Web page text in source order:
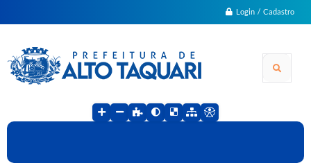
Login / Cadastro